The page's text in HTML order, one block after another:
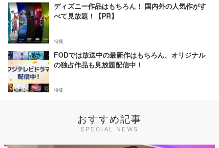
ディズニー作品はもちろん！ 国内外の人気作がす
べて見放題！【PR】
特集
FODでは放送中の最新作はもちろん、オリジナル
の独占作品も見放題配信中！
特集
おすすめ記事
SPECIAL NEWS